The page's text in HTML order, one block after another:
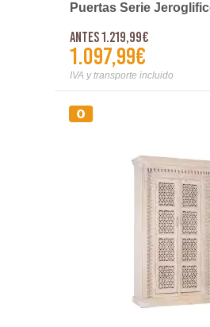
Puertas Serie
Antes 1.219,99€
1.097,99€
IVA y transporte incluido